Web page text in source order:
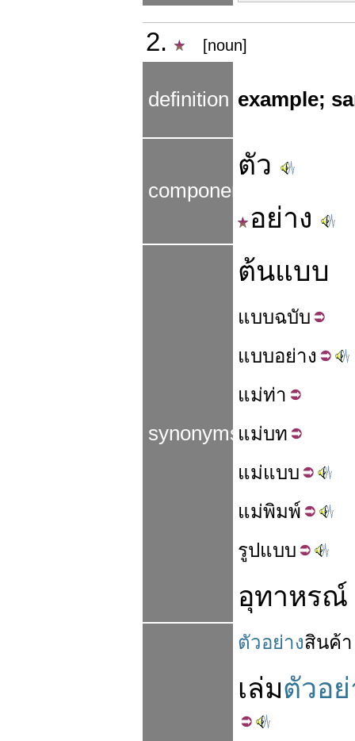
2. [noun]
definition example;
components
ตัว
อย่าง
synonyms
ต้นแบบ
แบบฉบับ
แบบอย่าง
แม่ท่า
แม่บท
แม่แบบ
แม่พิมพ์
รูปแบบ
อุทาหรณ์
ตัวอย่างสินค้า
เล่มตัวอย่